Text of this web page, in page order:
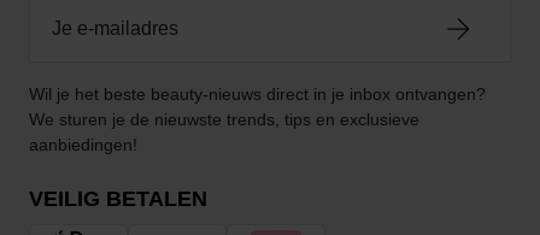
Wil je het beste beauty-nieuws direct in je inbox ontvangen?
We sturen je de nieuwste trends, tips en exclusieve
aanbiedingen!
VEILIG BETALEN